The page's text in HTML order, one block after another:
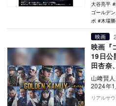
大谷亮平
ゴールデ
ボ
木場
映画
映画『
19日
田杏奈
山﨑賢
2024年
た。
2500…
リアルサ